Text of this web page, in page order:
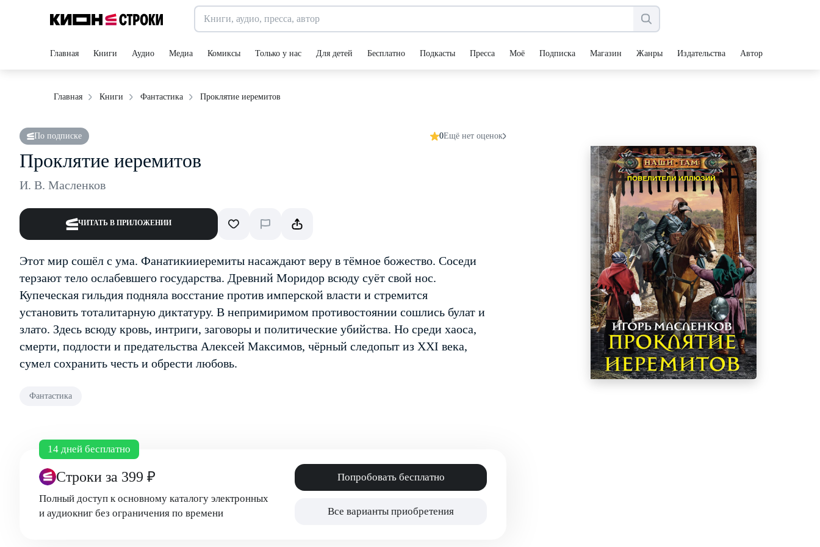
Главная Книги Аудио Медиа Комиксы Только у нас Для детей Бесплатно Подкасты Пресса Моё Подписка Магазин Жанры Издательства Авторы
Главная Книги Фантастика Проклятие иеремитов
По подписке 0Ещё нет оценок
Проклятие иеремитов
И. В. Масленков
ЧИТАТЬ В ПРИЛОЖЕНИИ
Этот мир сошёл с ума. Фанатики­иеремиты насаждают веру в тёмное божество. Соседи
терзают тело ослабевшего государства. Древний Моридор всюду суёт свой нос.
Купеческая гильдия подняла восстание против имперской власти и стремится
установить тоталитарную диктатуру. В непримиримом противостоянии сошлись булат и
злато. Здесь всюду кровь, интриги, заговоры и политические убийства. Но среди хаоса,
смерти, подлости и предательства Алексей Максимов, чёрный следопыт из XXI века,
сумел сохранить честь и обрести любовь.
Фантастика
14 дней бесплатно
Строки за 399 ₽
Полный доступ к основному каталогу электронных
и аудиокниг без ограничения по времени
Попробовать бесплатно
Все варианты приобретения